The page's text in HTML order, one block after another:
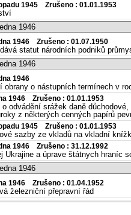
1945 Zrušeno : 01.01.1953
1946
1946 Zrušeno : 01.07.1950
statut národních podniků
1946
1946
obrany o nástupních termínech v
1946 Zrušeno : 01.01.1953
odvádění srážek daně
z některých cenných papírů
1945 Zrušeno : 01.01.1953
sazby ze vkladů na vkladní
1946 Zrušeno : 31.12.1992
Ukrajine a úprave štátnych hraníc
1946
1946 Zrušeno : 01.04.1952
železniční přepravní řád